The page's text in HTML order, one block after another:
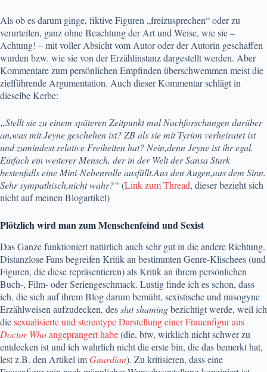
Als ob es darum ginge, fiktive Figuren „freizusprechen“ oder zu
verurteilen, ganz ohne Beachtung der Art und Weise, wie sie –
Achtung! – mit voller Absicht vom Autor oder der Autorin geschaffen
wurden bzw. wie sie von der Erzählinstanz dargestellt werden. Aber
Kommentare zum persönlichen Empfinden überschwemmen meist die
zielführende Argumentation. Auch dieser Kommentar schlägt in
dieselbe Kerbe:
„Stellt sie zu einem späteren Zeitpunkt mal Nachforschungen darüber
an,was mit Jeyne geschehen ist? ZB als sie mit Tyrion verheiratet ist
und zumindest relative Freiheiten hat? Nein,denn Jeyne ist ihr egal.
Einfach ein weiterer Mensch, der in der Welt der Sansa Stark
bestenfalls eine Mini-Nebenrolle ausfüllt.Aus den Augen,aus dem Sinn.
Sehr sympathisch,nicht wahr?“ (Link zum Thread, dieser bezieht sich
nicht auf meinen Blogartikel)
Plötzlich wird man zum Menschenfeind und Sexist
Das Ganze funktioniert natürlich auch sehr gut in die andere Richtung.
Distanzlose Fans begreifen Kritik an bestimmten Genre-Klischees (und
Figuren, die diese repräsentieren) als Kritik an ihrem persönlichen
Buch-, Film- oder Seriengeschmack. Lustig finde ich es schon, dass
ich, die sich auf ihrem Blog darum bemüht, sexistische und misogyne
Erzählweisen aufzudecken, desslut shamingbezichtigt werde, weil ich
diesexualisierte und stereotype Darstellung einer Frauenfigur aus
Doctor Whoangeprangert habe(die, btw, wirklich nicht schwer zu
entdecken ist und ich wahrlich nicht die erste bin, die das bemerkt hat,
lest z.B. den Artikel imGuardian). Zu kritisieren, dass eine